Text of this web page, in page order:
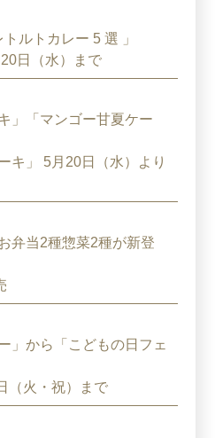
ルトカレー 5 選 」
日（水）まで
」「マンゴー甘夏ケー
キ」 5月20日（水）より
弁当2種惣菜2種が新登
」から「こどもの日フェ
（火・祝）まで